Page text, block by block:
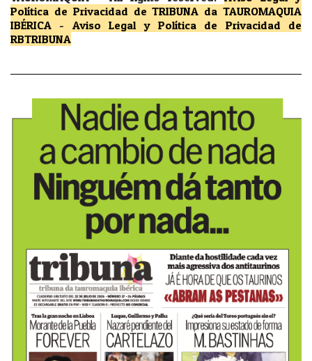
Política de Privacidad de TRIBUNA da TAUROMAQUIA
IBÉRICA - Aviso Legal y Política de Privacidad
de
RBTRIBUNA